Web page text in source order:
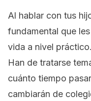
Al hablar con tus
fundamental que
vida a nivel
Han de tratarse
cuánto tiempo
cambiarán de